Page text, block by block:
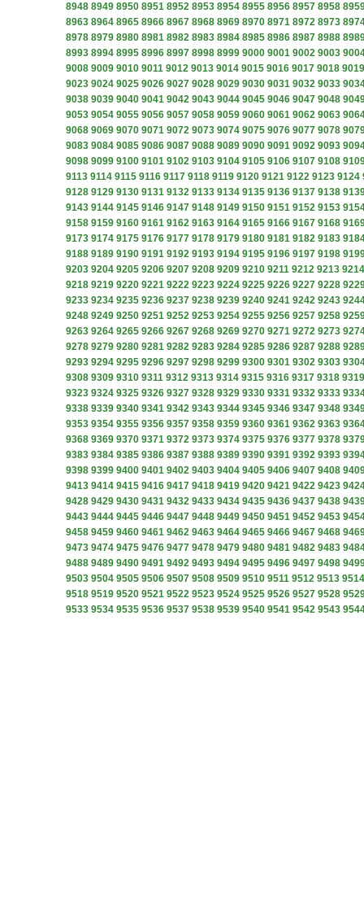
8948 8949 8950 8951 8952 8953 8954 8955 8956 8957 8958
8963 8964 8965 8966 8967 8968 8969 8970 8971 8972 8973
8978 8979 8980 8981 8982 8983 8984 8985 8986 8987 8988
8993 8994 8995 8996 8997 8998 8999 9000 9001 9002 9003
9008 9009 9010 9011 9012 9013 9014 9015 9016 9017 9018 9019
9023 9024 9025 9026 9027 9028 9029 9030 9031 9032 9033
9038 9039 9040 9041 9042 9043 9044 9045 9046 9047 9048
9053 9054 9055 9056 9057 9058 9059 9060 9061 9062 9063
9068 9069 9070 9071 9072 9073 9074 9075 9076 9077 9078
9083 9084 9085 9086 9087 9088 9089 9090 9091 9092 9093
9098 9099 9100 9101 9102 9103 9104 9105 9106 9107 9108
9113 9114 9115 9116 9117 9118 9119 9120 9121 9122 9123 9124
9128 9129 9130 9131 9132 9133 9134 9135 9136 9137 9138
9143 9144 9145 9146 9147 9148 9149 9150 9151 9152 9153
9158 9159 9160 9161 9162 9163 9164 9165 9166 9167 9168
9173 9174 9175 9176 9177 9178 9179 9180 9181 9182 9183
9188 9189 9190 9191 9192 9193 9194 9195 9196 9197 9198
9203 9204 9205 9206 9207 9208 9209 9210 9211 9212 9213 9214
9218 9219 9220 9221 9222 9223 9224 9225 9226 9227 9228
9233 9234 9235 9236 9237 9238 9239 9240 9241 9242 9243
9248 9249 9250 9251 9252 9253 9254 9255 9256 9257 9258
9263 9264 9265 9266 9267 9268 9269 9270 9271 9272 9273
9278 9279 9280 9281 9282 9283 9284 9285 9286 9287 9288
9293 9294 9295 9296 9297 9298 9299 9300 9301 9302 9303
9308 9309 9310 9311 9312 9313 9314 9315 9316 9317 9318 9319
9323 9324 9325 9326 9327 9328 9329 9330 9331 9332 9333
9338 9339 9340 9341 9342 9343 9344 9345 9346 9347 9348
9353 9354 9355 9356 9357 9358 9359 9360 9361 9362 9363
9368 9369 9370 9371 9372 9373 9374 9375 9376 9377 9378
9383 9384 9385 9386 9387 9388 9389 9390 9391 9392 9393
9398 9399 9400 9401 9402 9403 9404 9405 9406 9407 9408
9413 9414 9415 9416 9417 9418 9419 9420 9421 9422 9423
9428 9429 9430 9431 9432 9433 9434 9435 9436 9437 9438
9443 9444 9445 9446 9447 9448 9449 9450 9451 9452 9453
9458 9459 9460 9461 9462 9463 9464 9465 9466 9467 9468
9473 9474 9475 9476 9477 9478 9479 9480 9481 9482 9483
9488 9489 9490 9491 9492 9493 9494 9495 9496 9497 9498
9503 9504 9505 9506 9507 9508 9509 9510 9511 9512 9513 9514
9518 9519 9520 9521 9522 9523 9524 9525 9526 9527 9528
9533 9534 9535 9536 9537 9538 9539 9540 9541 9542 9543